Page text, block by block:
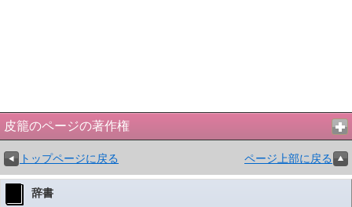
皮籠のページの著作権
トップページに戻る ページ上部に戻る
辞書